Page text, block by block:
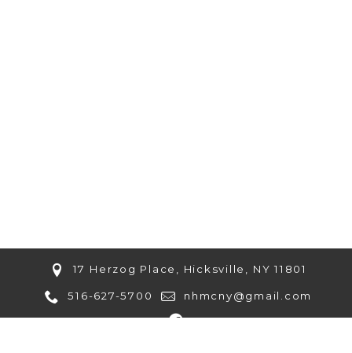
17 Herzog Place, Hicksville, NY 11801
516-627-5700 nhmcny@gmail.com